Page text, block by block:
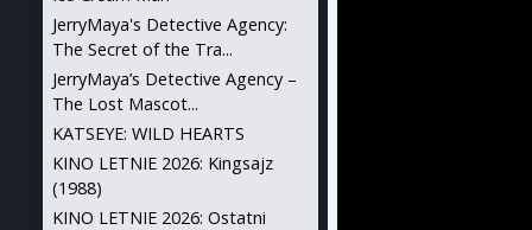
JerryMaya's Detective Agency:
The Secret of the Tra...
JerryMaya’s Detective Agency –
The Lost Mascot...
KATSEYE: WILD HEARTS
KINO LETNIE 2026: Kingsajz
(1988)
KINO LETNIE 2026: Ostatni